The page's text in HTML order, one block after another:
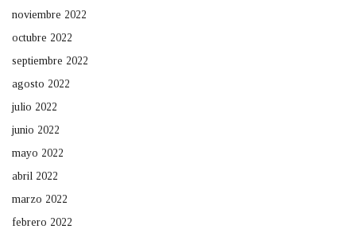
noviembre 2022
octubre 2022
septiembre 2022
agosto 2022
julio 2022
junio 2022
mayo 2022
abril 2022
marzo 2022
febrero 2022